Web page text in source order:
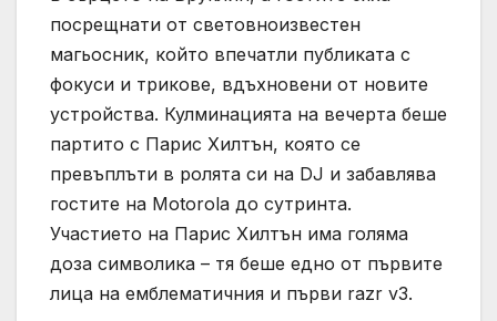
посрещнати от световноизвестен
магьосник, който впечатли публиката с
фокуси и трикове, вдъхновени от новите
устройства. Кулминацията на вечерта беше
партито с Парис Хилтън, която се
превъплъти в ролята си на DJ и забавлява
гостите на Motorola до сутринта.
Участието на Парис Хилтън има голяма
доза символика – тя беше едно от първите
лица на емблематичния и първи razr v3.